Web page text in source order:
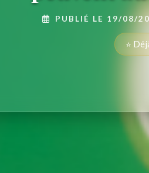
PUBLIÉ LE 19/08/
⭐